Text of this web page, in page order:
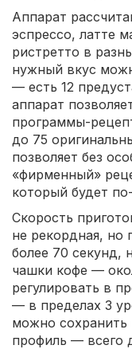
Аппарат
эспрессо, латте
ристретто в
нужный вкус
— есть 12
аппарат
программы-
до 75
позволяет без
«фирменный»
который будет
Скорость
не рекордная, но
более 70 секунд,
чашки кофе —
регулировать в
— в пределах 3
можно сохранить
профиль — всего